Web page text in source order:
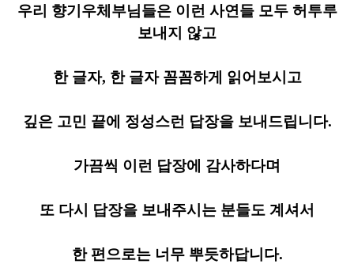
우리 향기우체부님들은 이런 사연들 모두 허투루
보내지 않고
한 글자, 한 글자 꼼꼼하게 읽어보시고
깊은 고민 끝에 정성스런 답장을 보내드립니다.
가끔씩 이런 답장에 감사하다며
또 다시 답장을 보내주시는 분들도 계셔서
한 편으로는 너무 뿌듯하답니다.